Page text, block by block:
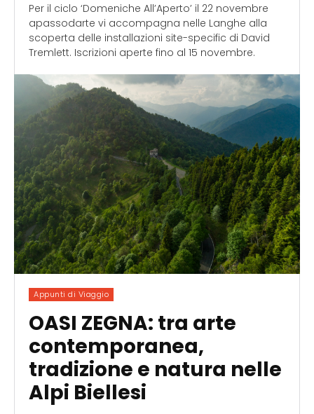
Per il ciclo ‘Domeniche All’Aperto’ il 22 novembre
apassodarte vi accompagna nelle Langhe alla
scoperta delle installazioni site-specific di David
Tremlett. Iscrizioni aperte fino al 15 novembre.
Appunti di Viaggio
OASI ZEGNA: tra arte
contemporanea,
tradizione e natura nelle
Alpi Biellesi